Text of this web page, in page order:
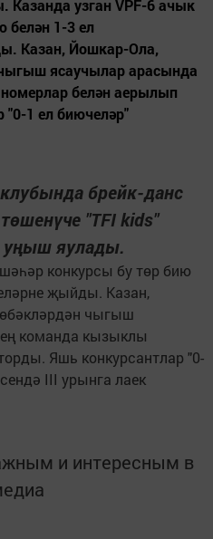
узган VPF-6 ачык
белән 1-3 ел
Казан, Йошкар-Ола,
ясаучылар арасында
белән аерылып
1 ел биючеләр"
брейк-данс
"TFI kids"
уңыш яулады.
конкурсы бу төр бию
җыйды. Казан,
чыгыш
команда кызыклы
Яшь конкурсантлар "0-
III урынга лаек
и интересным в